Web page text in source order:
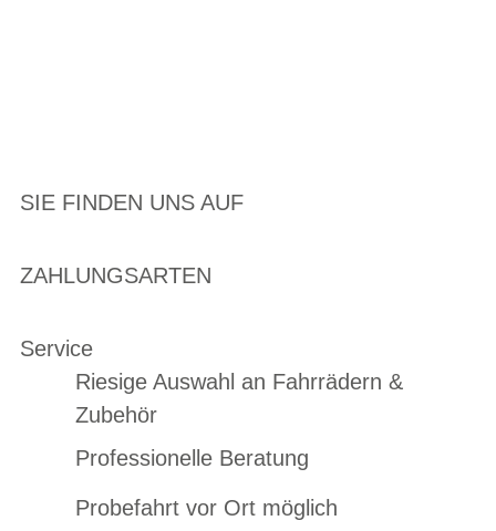
SIE FINDEN UNS AUF
ZAHLUNGSARTEN
Service
Riesige Auswahl an Fahrrädern &
Zubehör
Professionelle Beratung
Probefahrt vor Ort möglich